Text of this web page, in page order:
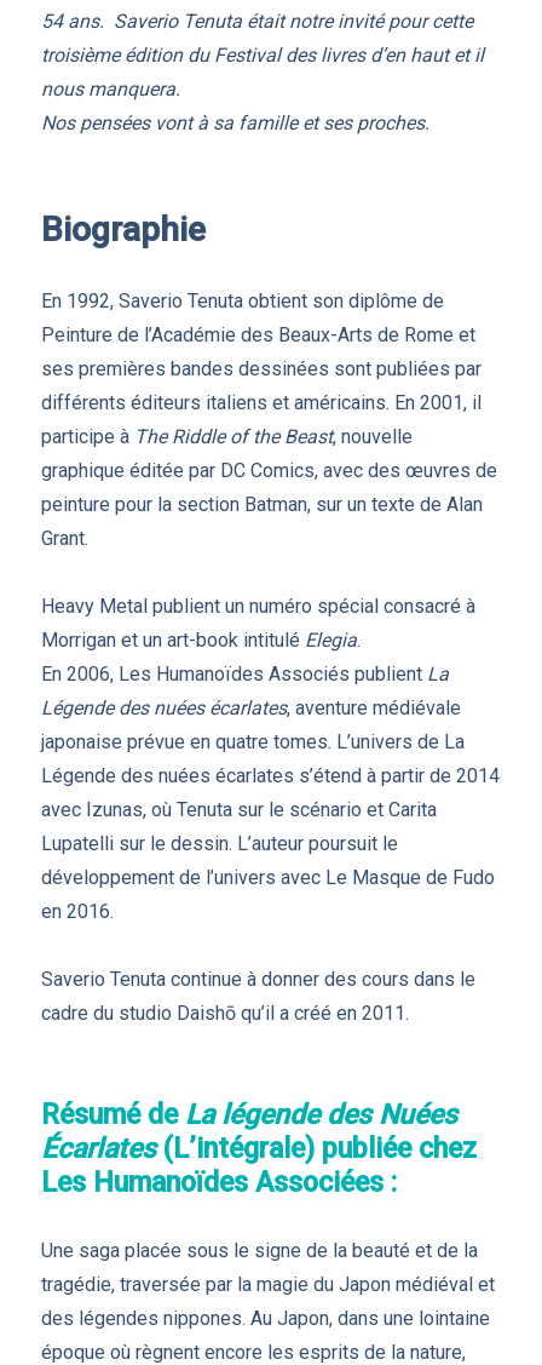
54 ans. Saverio Tenuta était notre invité pour cette
troisième édition du Festival des livres d’en haut et il
nous manquera.
Nos pensées vont à sa famille et ses proches.
Biographie
En 1992, Saverio Tenuta obtient son diplôme de
Peinture de l’Académie des Beaux-Arts de Rome et
ses premières bandes dessinées sont publiées par
différents éditeurs italiens et américains. En 2001, il
participe à The Riddle of the Beast, nouvelle
graphique éditée par DC Comics, avec des œuvres de
peinture pour la section Batman, sur un texte de Alan
Grant.
Heavy Metal publient un numéro spécial consacré à
Morrigan et un art-book intitulé Elegia.
En 2006, Les Humanoïdes Associés publient La
Légende des nuées écarlates, aventure médiévale
japonaise prévue en quatre tomes. L’univers de La
Légende des nuées écarlates s’étend à partir de 2014
avec Izunas, où Tenuta sur le scénario et Carita
Lupatelli sur le dessin. L’auteur poursuit le
développement de l’univers avec Le Masque de Fudo
en 2016.
Saverio Tenuta continue à donner des cours dans le
cadre du studio Daishō qu’il a créé en 2011.
Résumé de La légende des Nuées
Écarlates(L’intégrale) publiée chez
Les Humanoïdes Associées :
Une saga placée sous le signe de la beauté et de la
tragédie, traversée par la magie du Japon médiéval et
des légendes nippones. Au Japon, dans une lointaine
époque où règnent encore les esprits de la nature,